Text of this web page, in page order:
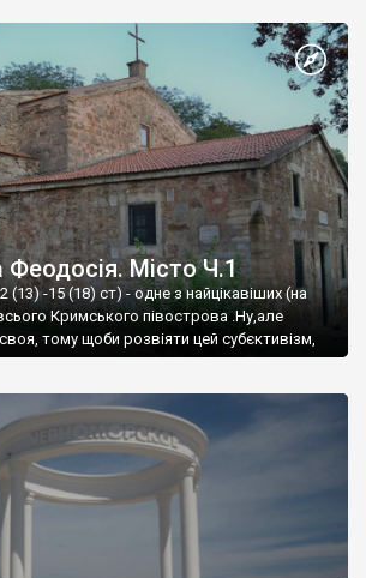
Місто Ч.1
(13) -15 (18) ст) - одне з найцікавіших (на
Кримського півострова .Ну,але
тому щоби розвіяти цей субєктивізм,
це